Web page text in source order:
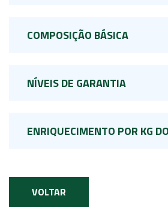
COMPOSIÇÃO BÁSICA
NÍVEIS DE GARANTIA
ENRIQUECIMENTO POR KG
VOLTAR